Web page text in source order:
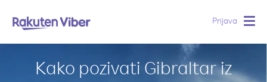
Prijava
Kako pozivati Gibraltar iz